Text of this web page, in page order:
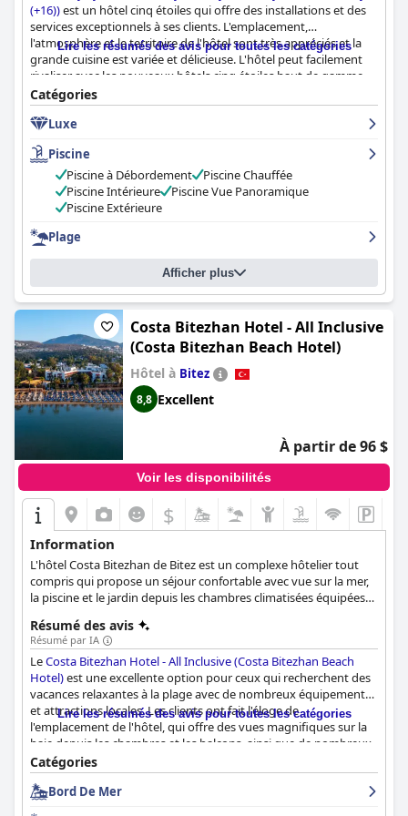
(+16))est un hôtel cinq étoiles qui offre des installations et des
services exceptionnels à ses clients. L'emplacement,
l'atmosphère et le territoire de l'hôtel sont très appréciés et la
grande cuisine est variée et délicieuse. L'hôtel peut facilement
rivaliser avec les nouveaux hôtels cinq étoiles haut de gamme.
Bien que certains clients aient mentionné qu'il y avait place à
l'amélioration en termes d'attention personnelle, dans
l'ensemble, il s'agit d'un endroit merveilleux et luxueux où
séjourner.
Lire les résumés des avis pour toutes les catégories
Catégories
Luxe
Piscine
Piscine à Débordement
Piscine Chauffée
Piscine Intérieure
Piscine Vue Panoramique
Piscine Extérieure
Plage
Afficher plus
Costa Bitezhan Hotel - All Inclusive
(Costa Bitezhan Beach Hotel)
Hôtel à Bitez
8,8 Excellent
À partir de 96 $
Voir les disponibilités
$
Information
L'hôtel Costa Bitezhan de Bitez est un complexe hôtelier tout
compris qui propose un séjour confortable avec vue sur la mer,
la piscine et le jardin depuis les chambres climatisées équipées
balcon. L'hôtel dispose d'une plage privée avec des chaises
longues et des parasols gratuits, d'une piscine extérieure, d'un
sauna et d'un hammam. Les clients peuvent déguster des repas
sous forme de buffet ouvert et des boissons au bar de la piscine
et du hall. L'hôtel est situé à seulement 6 km du centre-ville de
Bodrum et à 42 km de l'aéroport Milas-Bodrum, ce qui en fait un
choix idéal pour les personnes souhaitant explorer cette belle
ville côtière.
Résumé des avis
Résumé par IA
LeCosta Bitezhan Hotel - All Inclusive (Costa Bitezhan Beach
Hotel)est une excellente option pour ceux qui recherchent des
vacances relaxantes à la plage avec de nombreux équipements
et attractions locales. Les clients ont fait l'éloge de
l'emplacement de l'hôtel, qui offre des vues magnifiques sur la
baie depuis les chambres et les balcons, ainsi que de nombreux
cafés, restaurants et magasins à quelques minutes de marche.
L'hôtel dispose de sa propre plage privée, d'une piscine
extérieure et d'un arrêt de bus juste devant la porte pour un
Lire les résumés des avis pour toutes les catégories
Catégories
Bord De Mer